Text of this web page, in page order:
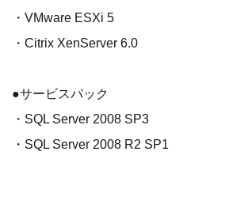
・VMware ESXi 5
・Citrix XenServer 6.0
●サービスパック
・SQL Server 2008 SP3
・SQL Server 2008 R2 SP1